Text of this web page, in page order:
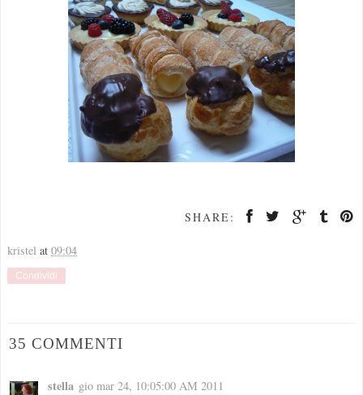
SHARE:
kristel at 09:04
Condividi
35 COMMENTI
stella gio mar 24, 10:05:00 AM 2011